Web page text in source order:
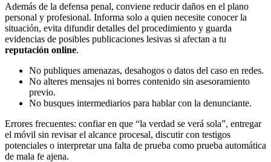
Además de la defensa penal, conviene reducir daños en el plano
personal y profesional. Informa solo a quien necesite conocer la
situación, evita difundir detalles del procedimiento y guarda
evidencias de posibles publicaciones lesivas si afectan a tu
reputación online.
No publiques amenazas, desahogos o datos del caso en redes.
No alteres mensajes ni borres contenido sin asesoramiento
previo.
No busques intermediarios para hablar con la denunciante.
Errores frecuentes: confiar en que “la verdad se verá sola”, entregar
el móvil sin revisar el alcance procesal, discutir con testigos
potenciales o interpretar una falta de prueba como prueba automática
de mala fe ajena.